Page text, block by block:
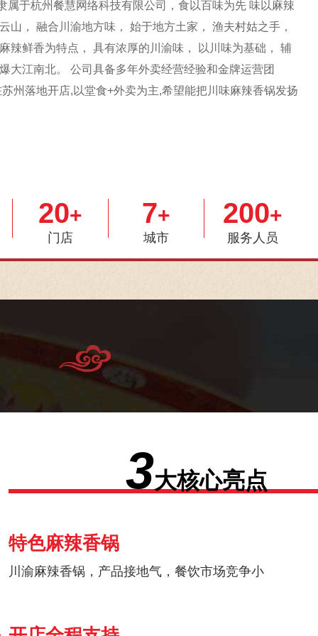
属于杭州餐慧网络科技有限公司，食以百味为先 味以麻辣
山， 融合川渝地方味， 始于地方土家， 渔夫村姑之手，
辣鲜香为特点， 具有浓厚的川渝味， 以川味为基础， 辅
大江南北。 公司具备多年外卖经营经验和金牌运营团
州落地开店,以堂食+外卖为主,希望能把川味麻辣香锅发扬
20+
门店
7+
城市
200+
服务人员
3大核心亮点
特色麻辣香锅
川渝麻辣香锅，产品接地气，餐饮市场竞争小